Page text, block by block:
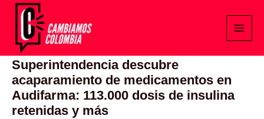
contenido
Superintendencia descubre
acaparamiento de medicamentos en
Audifarma: 113.000 dosis de insulina
retenidas y más